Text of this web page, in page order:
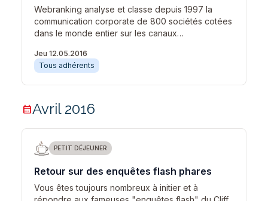
Webranking analyse et classe depuis 1997 la
communication corporate de 800 sociétés cotées
dans le monde entier sur les canaux…
Jeu 12.05.2016
Tous adhérents
calendar_monthAvril 2016
PETIT DÉJEUNER
Retour sur des enquêtes flash phares
Vous êtes toujours nombreux à initier et à